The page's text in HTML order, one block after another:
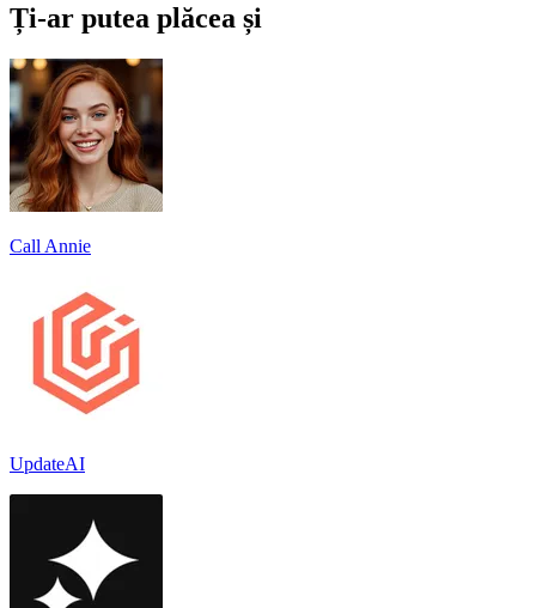
Ți-ar putea plăcea și
Call Annie
UpdateAI